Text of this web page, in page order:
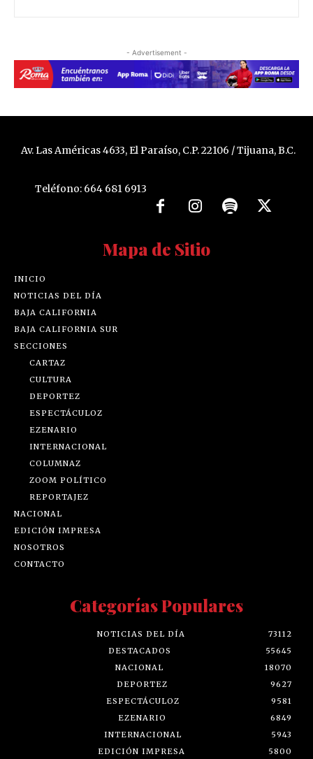
- Advertisement -
Av. Las Américas 4633, El Paraíso, C.P. 22106 / Tijuana, B.C.
Teléfono: 664 681 6913
Mapa de Sitio
INICIO
NOTICIAS DEL DÍA
BAJA CALIFORNIA
BAJA CALIFORNIA SUR
SECCIONES
CARTAZ
CULTURA
DEPORTEZ
ESPECTÁCULOZ
EZENARIO
INTERNACIONAL
COLUMNAZ
ZOOM POLÍTICO
REPORTAJEZ
NACIONAL
EDICIÓN IMPRESA
NOSOTROS
CONTACTO
Categorías Populares
NOTICIAS DEL DÍA
73112
DESTACADOS
55645
NACIONAL
18070
DEPORTEZ
9627
ESPECTÁCULOZ
9581
EZENARIO
6849
INTERNACIONAL
5943
EDICIÓN IMPRESA
5800